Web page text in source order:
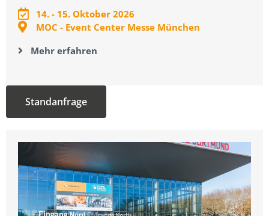
14. - 15. Oktober 2026
MOC - Event Center Messe München
Mehr erfahren
Standanfrage